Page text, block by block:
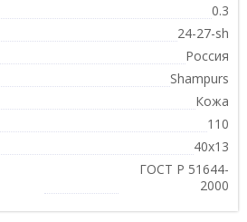
0.3
24-27-sh
Россия
Shampurs
Кожа
110
40х13
ГОСТ Р 51644-
2000